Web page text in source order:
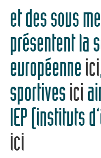
et des sous
présentent la
européenne ici
sportivesici
IEP (instituts
ici